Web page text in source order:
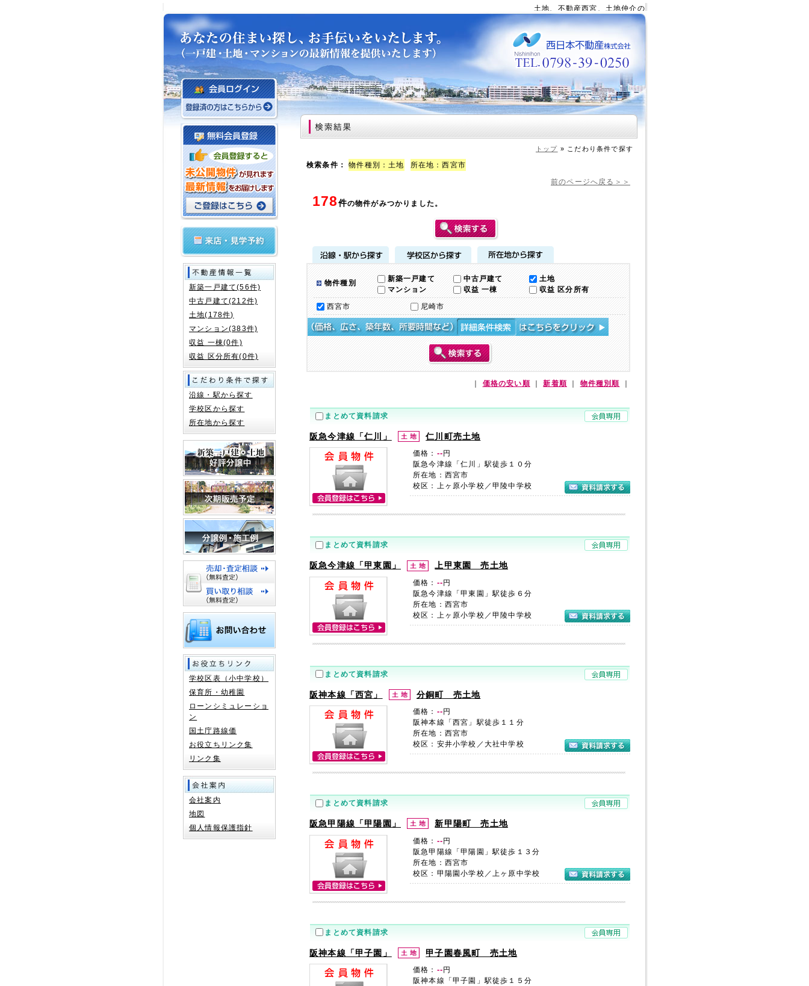
土地、不動産西宮、土地仲介の不動産会社・西日本不動産株式会社、西宮の土
トップ » こだわり条件で探す
検索条件：物件種別：土地
所在地：西宮市
前のページへ戻る＞＞
178件の物件がみつかりました。
物件種別 新築一戸建て 中古戸建て
土地
マンション
収益 一棟
収益 区分所有
西宮市
尼崎市
価格の安い順 ｜新着順 物件種別順
まとめて資料請求
阪急今津線「仁川」 仁川町売土地
価格： -- 円
阪急今津線「仁川」駅徒歩１０分
所在地：西宮市
校区：上ヶ原小学校／甲陵中学校
まとめて資料請求
阪急今津線「甲東園」 上甲東園 売土地
価格： --円
阪急今津線「甲東園」駅徒歩６分
所在地：西宮市
校区：上ヶ原小学校／甲陵中学校
まとめて資料請求
阪神本線「西宮」 分銅町 売土地
価格： -- 円
阪神本線「西宮」駅徒歩１１分
所在地：西宮市
校区：安井小学校／大社中学校
まとめて資料請求
阪急甲陽線「甲陽園」 新甲陽町 売土地
価格： --円
阪急甲陽線「甲陽園」駅徒歩１３分
所在地：西宮市
校区：甲陽園小学校／上ヶ原中学校
まとめて資料請求
阪神本線「甲子園」 甲子園春風町 売土地
価格： -- 円
阪神本線「甲子園」駅徒歩１５分
新築一戸建て(56件)
中古戸建て(212件)
土地(178件)
マンション(383件)
収益 一棟(0件)
収益 区分所有(0件)
沿線・駅から探す
学校区から探す
所在地から探す
学校区表（小中学校）
保育所・幼稚園
ローンシミュレーショ
ン
国土庁路線価
お役立ちリンク集
リンク集
会社案内
地図
個人情報保護指針